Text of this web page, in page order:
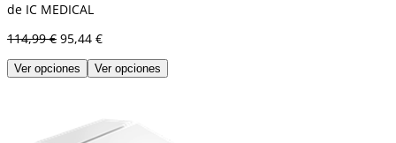
de IC MEDICAL
114,99 € 95,44 €
Ver opciones Ver opciones